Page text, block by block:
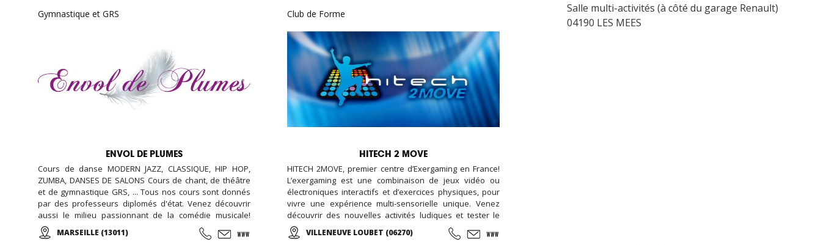
Gymnastique et GRS
ENVOL DE PLUMES
Cours de danse MODERN JAZZ, CLASSIQUE, HIP HOP,
ZUMBA, DANSES DE SALONS Cours de chant, de théâtre
et de gymnastique GRS, ... Tous nos cours sont donnés
par des professeurs diplomés d'état. Venez découvrir
aussi le milieu passionnant de la comédie musicale!
Enfants, Ados et Adultes. Stages vacances,
Anniversaires, ... Cours d'essai offert !
MARSEILLE (13011)
Club de Forme
HITECH 2 MOVE
HITECH 2MOVE, premier centre d’Exergaming en France!
L’exergaming est une combinaison de jeux vidéo ou
électroniques interactifs et d’exercices physiques, pour
vivre une expérience multi-sensorielle unique. Venez
découvrir des nouvelles activités ludiques et tester le
parcours interactif pour se dépenser sans y penser ! Sol
et mur lumineux, courses de vélos virtuelles, roue
VILLENEUVE LOUBET (06270)
Salle multi-activités (à côté du garage Renault)
04190 LES MEES